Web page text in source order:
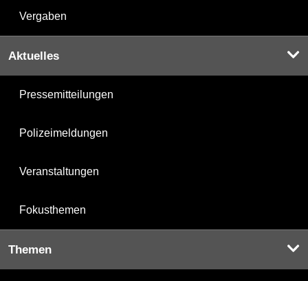
Vergaben
Aktuelles
Pressemitteilungen
Polizeimeldungen
Veranstaltungen
Fokusthemen
Themen